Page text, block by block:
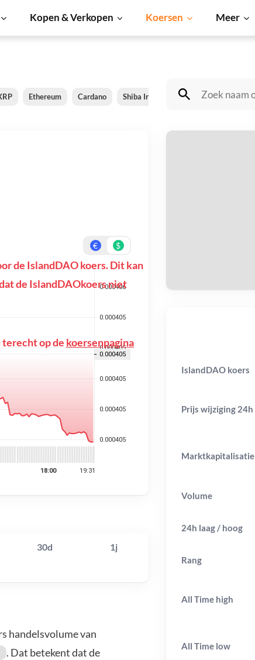
Kopen & Verkopen Koersen Meer
Ethereum Cardano Shiba Inu Dogecoin Solana
€ $
de IslandDAO koers. Dit kan
de IslandDAOkoers niet
op de koersenpagina
30d 1j
handelsvolume van
. Dat betekent dat de
IslandDAO koers
Prijs wijziging 24h
Marktkapitalisatie
Volume
24h laag / hoog
Rang
All Time high
All Time low